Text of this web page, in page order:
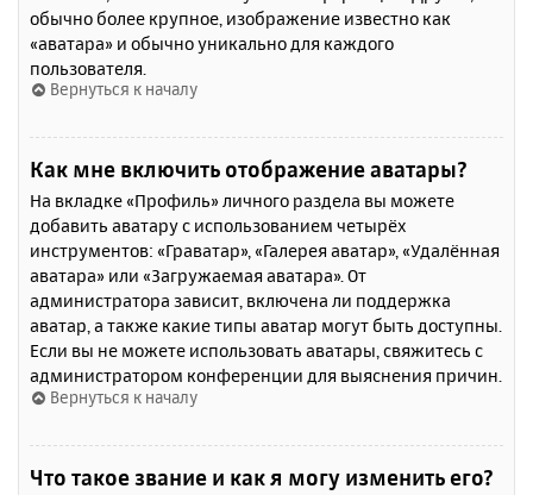
обычно более крупное, изображение известно как
«аватара» и обычно уникально для каждого
пользователя.
Вернуться к началу
Как мне включить отображение аватары?
На вкладке «Профиль» личного раздела вы можете
добавить аватару с использованием четырёх
инструментов: «Граватар», «Галерея аватар», «Удалённая
аватара» или «Загружаемая аватара». От
администратора зависит, включена ли поддержка
аватар, а также какие типы аватар могут быть доступны.
Если вы не можете использовать аватары, свяжитесь с
администратором конференции для выяснения причин.
Вернуться к началу
Что такое звание и как я могу изменить его?